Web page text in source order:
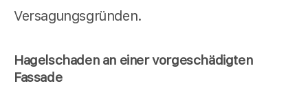
Versagungsgründen.
Hagelschaden an einer vorgeschädigten
Fassade